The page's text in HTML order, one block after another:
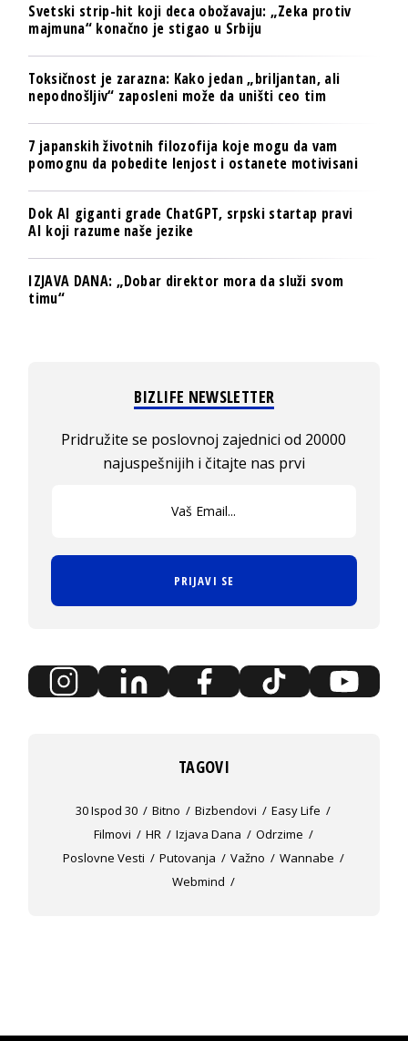
Svetski strip-hit koji deca obožavaju: „Zeka protiv
majmuna“ konačno je stigao u Srbiju
Toksičnost je zarazna: Kako jedan „briljantan, ali
nepodnošljiv“ zaposleni može da uništi ceo tim
7 japanskih životnih filozofija koje mogu da vam
pomognu da pobedite lenjost i ostanete motivisani
Dok AI giganti grade ChatGPT, srpski startap pravi
AI koji razume naše jezike
IZJAVA DANA: „Dobar direktor mora da služi svom
timu“
BIZLIFE NEWSLETTER
Pridružite se poslovnoj zajednici od 20000
najuspešnijih i čitajte nas prvi
PRIJAVI SE
TAGOVI
30 Ispod 30 Bitno Bizbendovi
Easy Life
Filmovi
HR Izjava Dana
Odrzime
Poslovne Vesti
Putovanja Važno
Wannabe
Webmind